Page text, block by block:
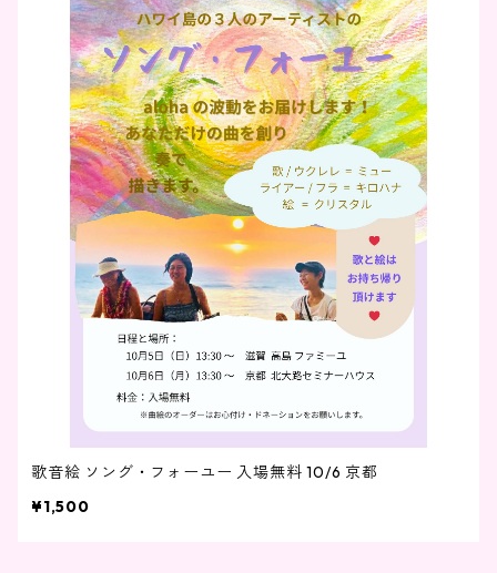
歌音絵 ソング・フォーユー 入場無料 10/6 京都
¥1,500